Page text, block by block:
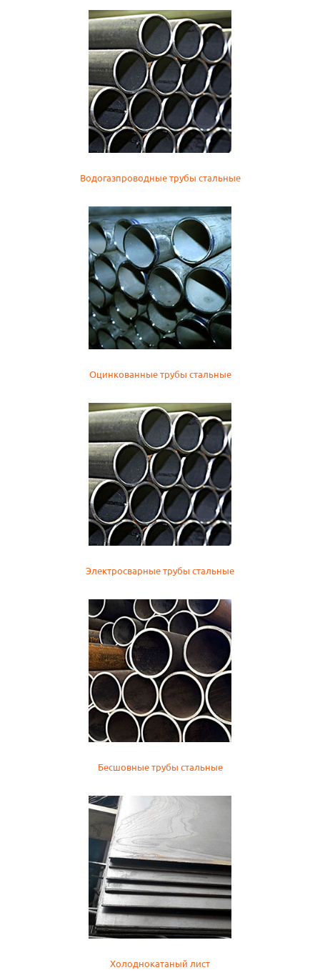
Водогазпроводные трубы стальные
Оцинкованные трубы стальные
Электросварные трубы стальные
Бесшовные трубы стальные
Холоднокатаный лист